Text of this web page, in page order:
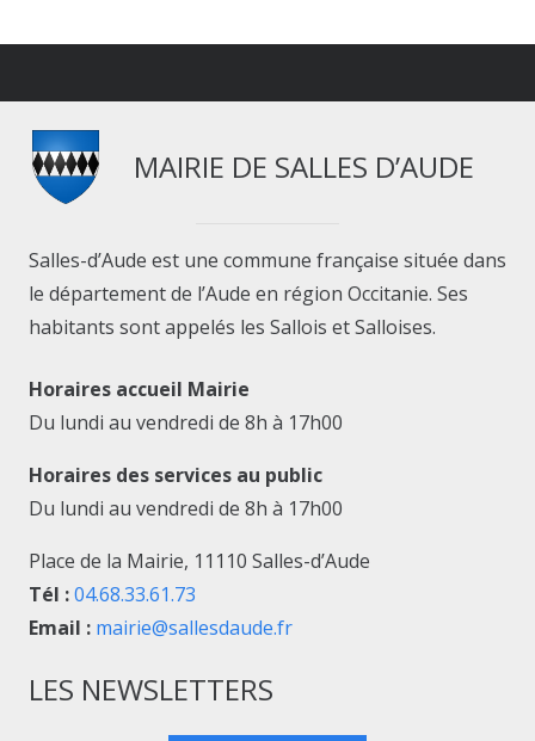
MAIRIE DE SALLES D’AUDE
Salles-d’Aude est une commune française située dans
le département de l’Aude en région Occitanie. Ses
habitants sont appelés les Sallois et Salloises.
Horaires accueil Mairie
Du lundi au vendredi de 8h à 17h00
Horaires des services au public
Du lundi au vendredi de 8h à 17h00
Place de la Mairie, 11110 Salles-d’Aude
Tél :04.68.33.61.73
Email : mairie@sallesdaude.fr
LES NEWSLETTERS